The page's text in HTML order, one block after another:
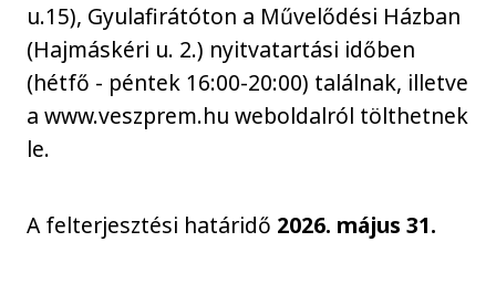
u.15), Gyulafirátóton a Művelődési Házban
(Hajmáskéri u. 2.) nyitvatartási időben
(hétfő - péntek 16:00-20:00) találnak, illetve
a www.veszprem.hu weboldalról tölthetnek
le.
A felterjesztési határidő 2026. május 31.